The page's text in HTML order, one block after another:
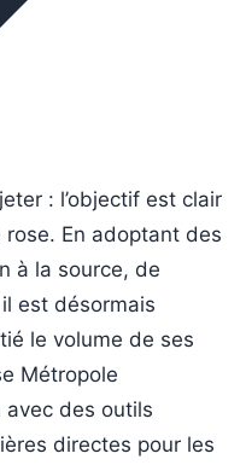
: l’objectif est clair
En adoptant des
à la source, de
est désormais
le volume de ses
Métropole
des outils
directes pour les